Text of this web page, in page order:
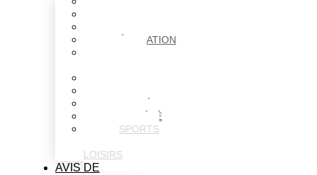
ÉDUCATION
SOCIÉTÉ
SPORTS
LOISIRS
AVIS DE